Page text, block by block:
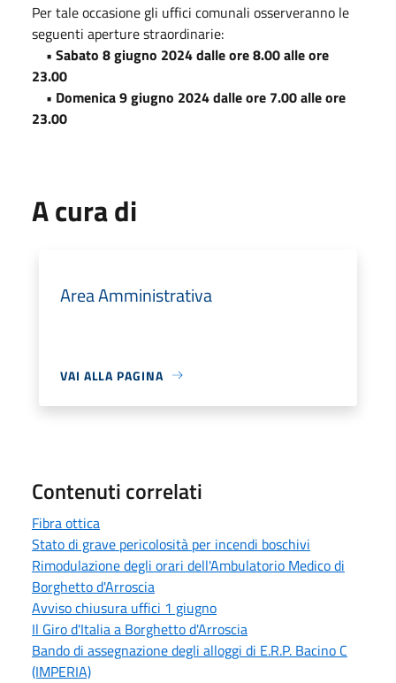
Per tale occasione gli uffici comunali osserveranno le
seguenti aperture straordinarie:
• Sabato 8 giugno 2024 dalle ore 8.00 alle ore
23.00
• Domenica 9 giugno 2024 dalle ore 7.00 alle ore
23.00
A cura di
Area Amministrativa
VAI ALLA PAGINA
Contenuti correlati
Fibra ottica
Stato di grave pericolosità per incendi boschivi
Rimodulazione degli orari dell'Ambulatorio Medico di
Borghetto d'Arroscia
Avviso chiusura uffici 1 giugno
Il Giro d'Italia a Borghetto d'Arroscia
Bando di assegnazione degli alloggi di E.R.P. Bacino C
(IMPERIA)